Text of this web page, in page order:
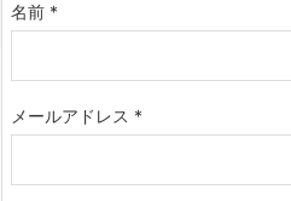
名前 *
メールアドレス *